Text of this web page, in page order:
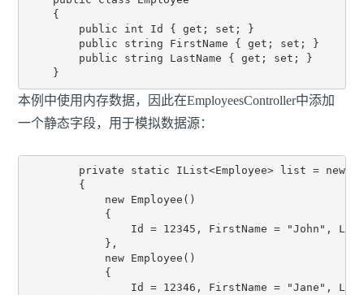
    {
        public int Id { get; set; }
        public string FirstName { get; set; }
        public string LastName { get; set; }
本例中使用内存数据，因此在EmployeesController中添加
一个静态字段，用于模拟数据源：
private static IList<Employee> list = new
        {
            new Employee()
            {
Id = 12345, FirstName = "John",
            },
            new Employee()
            {
Id = 12346, FirstName = "Jane",